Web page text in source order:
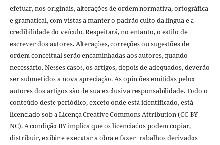
efetuar, nos originais, alterações de ordem normativa, ortográfica
e gramatical, com vistas a manter o padrão culto da língua e a
credibilidade do veículo. Respeitará, no entanto, o estilo de
escrever dos autores. Alterações, correções ou sugestões de
ordem conceitual serão encaminhadas aos autores, quando
necessário. Nesses casos, os artigos, depois de adequados, deverão
ser submetidos a nova apreciação. As opiniões emitidas pelos
autores dos artigos são de sua exclusiva responsabilidade. Todo o
conteúdo deste periódico, exceto onde está identificado, está
licenciado sob a Licença Creative Commons Attribution (CC-BY-
NC). A condição BY implica que os licenciados podem copiar,
distribuir, exibir e executar a obra e fazer trabalhos derivados